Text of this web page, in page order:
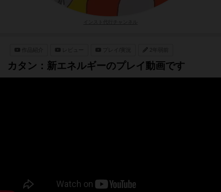
作品紹介
カタン：新エネルギーのプレイ動画です